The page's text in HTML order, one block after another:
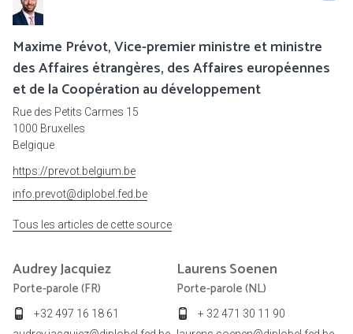
Maxime Prévot, Vice-premier ministre et ministre
des Affaires étrangères, des Affaires européennes
et de la Coopération au développement
Rue des Petits Carmes 15
1000 Bruxelles
Belgique
https://prevot.belgium.be
info.prevot@diplobel.fed.be
Tous les articles de cette source
AudreyJacquiez
Porte-parole (FR)
+32 497 16 18 61
LaurensSoenen
Porte-parole (NL)
+ 32 471 30 11 90